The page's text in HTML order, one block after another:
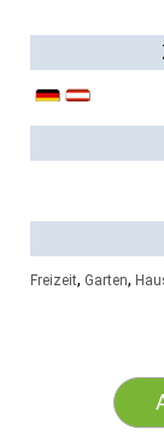
Freizeit, Garten,